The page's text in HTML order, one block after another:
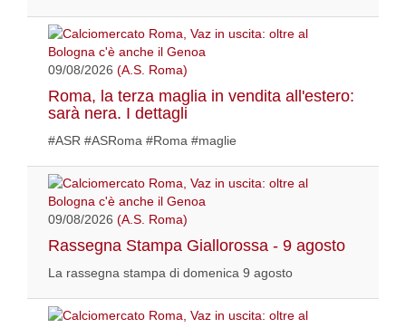
09/08/2026 (A.S. Roma)
Roma, la terza maglia in vendita all'estero:
sarà nera. I dettagli
#ASR #ASRoma #Roma #maglie
09/08/2026 (A.S. Roma)
Rassegna Stampa Giallorossa - 9 agosto
La rassegna stampa di domenica 9 agosto